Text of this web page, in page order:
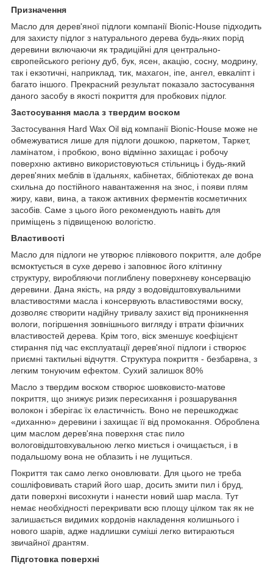
Призначення
Масло для дерев'яної підлоги компанії Bionic-House підходить
для захисту підлог з натурального дерева будь-яких порід
деревини включаючи як традиційні для центрально-
європейського регіону дуб, бук, ясен, акацію, сосну, модрину,
так і екзотичні, наприклад, тик, махагон, іпе, ангел, евкаліпт і
багато іншого. Прекрасний результат показало застосування
даного засобу в якості покриття для пробкових підлог.
Застосування масла з твердим воском
Застосування Hard Wax Oil від компанії Bionic-House може не
обмежуватися лише для підлоги дошкою, паркетом, Таркет,
ламінатом, і пробкою, воно відмінно захищає і робочу
поверхню активно використовуються стільниць і будь-який
дерев'яних меблів в їдальнях, кабінетах, бібліотеках де вона
схильна до постійного навантаження на знос, і появи плям
жиру, кави, вина, а також активних ферментів косметичних
засобів. Саме з цього його рекомендують навіть для
приміщень з підвищеною вологістю.
Властивості
Масло для підлоги не утворює плівкового покриття, але добре
всмоктується в сухе дерево і заповнює його клітинну
структуру, виробляючи поглиблену поверхневу консервацію
деревини. Дана якість, на ряду з водовідштовхувальними
властивостями масла і консервують властивостями воску,
дозволяє створити надійну тривалу захист від проникнення
вологи, погіршення зовнішнього вигляду і втрати фізичних
властивостей дерева. Крім того, віск зменшує коефіцієнт
стирання під час експлуатації дерев'яної підлоги і створює
приємні тактильні відчуття. Структура покриття - безбарвна, з
легким тонуючим ефектом. Сухий залишок 80%
Масло з твердим воском створює шовковисто-матове
покриття, що знижує ризик пересихання і розшарування
волокон і зберігає їх еластичність. Воно не перешкоджає
«диханню» деревини і захищає її від промокання. Оброблена
цим маслом дерев'яна поверхня стає пило
вологовідштовхувальною легко миється і очищається, і в
подальшому вона не облазить і не лущиться.
Покриття так само легко оновлювати. Для цього не треба
сошліфовивать старий його шар, досить змити пил і бруд,
дати поверхні висохнути і нанести новий шар масла. Тут
немає необхідності перекривати всю площу цілком так як не
залишається видимих ​​кордонів накладення колишнього і
нового шарів, адже надлишки суміші легко витираються
звичайної дрантям.
Підготовка поверхні